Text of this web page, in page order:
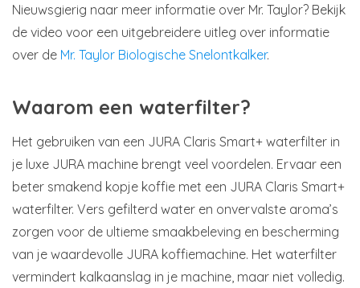
Nieuwsgierig naar meer informatie over Mr. Taylor? Bekijk
de video voor een uitgebreidere uitleg over informatie
over de Mr. Taylor Biologische Snelontkalker.
Waarom een waterfilter?
Het gebruiken van een JURA Claris Smart+ waterfilter in
je luxe JURA machine brengt veel voordelen. Ervaar een
beter smakend kopje koffie met een JURA Claris Smart+
waterfilter. Vers gefilterd water en onvervalste aroma’s
zorgen voor de ultieme smaakbeleving en bescherming
van je waardevolle JURA koffiemachine. Het waterfilter
vermindert kalkaanslag in je machine, maar niet volledig.